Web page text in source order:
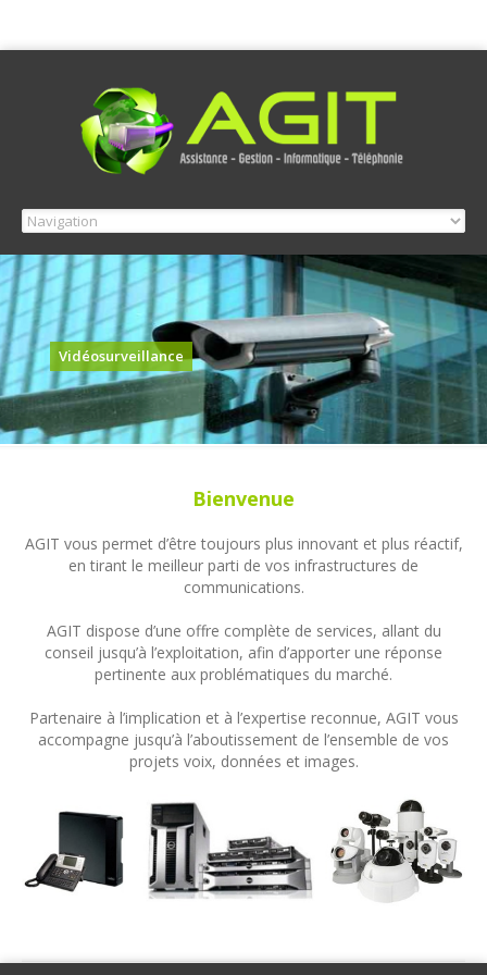
Vidéosurveillance
Bienvenue
AGIT vous permet d’être toujours plus innovant et plus réactif,
en tirant le meilleur parti de vos infrastructures de
communications.
AGIT dispose d’une offre complète de services, allant du
conseil jusqu’à l’exploitation, afin d’apporter une réponse
pertinente aux problématiques du marché.
Partenaire à l’implication et à l’expertise reconnue, AGIT vous
accompagne jusqu’à l’aboutissement de l’ensemble de vos
projets voix, données et images.